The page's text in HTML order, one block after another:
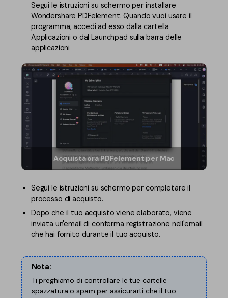
Chat con documento
AI Image Generator
PDFelement per Android
Tutorial Video
Support
Contatta il supporto
Specifiche tecniche
Aggiornamenti
Centro di download
Aggiorna a PDFelement 12
Segui le istruzioni su schermo per installare
Wondershare PDFelement. Quando vuoi usare il
programma, accedi ad esso dalla cartella
Applicazioni o dal Launchpad sulla barra delle
applicazioni
Acquista ora PDFelement per Mac
Segui le istruzioni su schermo per completare il
processo di acquisto.
Dopo che il tuo acquisto viene elaborato, viene
inviata un'email di conferma registrazione nell'email
che hai fornito durante il tuo acquisto.
Nota:
Ti preghiamo di controllare le tue cartelle
spazzatura o spam per assicurarti che il tuo